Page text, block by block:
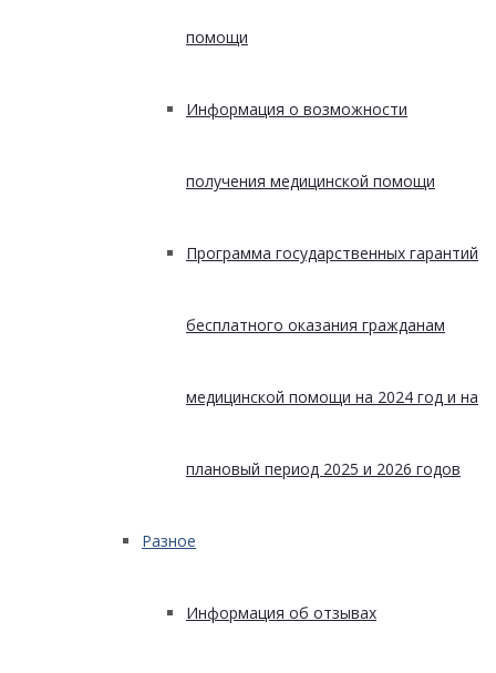
помощи
Информация о возможности
получения медицинской помощи
Программа государственных гарантий
бесплатного оказания гражданам
медицинской помощи на 2024 год и на
плановый период 2025 и 2026 годов
Разное
Информация об отзывах